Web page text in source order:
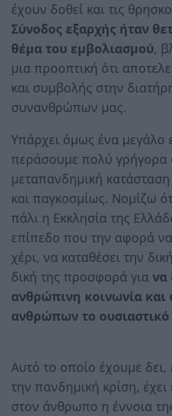
έχουν δοθεί και τις
Σύνοδος εξαρχής ήταν
θέμα του εμβολιασμού,
μια προοπτική ότι
και συμβολής στην
συνανθρώπων μας.
Υπάρχει όμως ένα
περάσουμε πολύ γρήγορα
μεταπανδημική
και παγκοσμίως. Νομίζω
πάλι η Εκκλησία της
επίπεδο που την αφορά
χέρι, να καταθέσει την
δική της προσφορά για να
ανθρώπινη κοινωνία και
ανθρώπων το ουσιαστικό
Αυτό το οποίο έχουμε δει,
την πανδημική κρίση,
στον άνθρωπο η έννοια